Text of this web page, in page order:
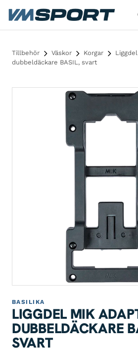
Hoppa till innehåll
Tillbehör Väskor Korgar
dubbeldäckare BASIL, svart
BASILIKA
LIGGDEL MIK
DUBBELDÄCKARE
SVART